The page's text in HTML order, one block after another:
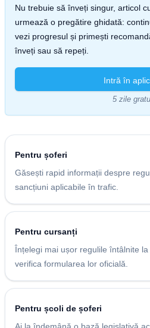
Nu trebuie să înveți singur, articol
urmează o pregătire ghidată:
vezi progresul și primești
înveți sau să repeți.
Intră în
5 zile
Pentru șoferi
Găsești rapid informații despre
sancțiuni aplicabile în trafic.
Pentru cursanți
Înțelegi mai ușor regulile întâlnite
verifica formularea lor oficială.
Pentru școli de șoferi